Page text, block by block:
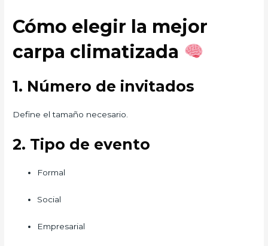
Cómo elegir la mejor
carpa climatizada
1. Número de invitados
Define el tamaño necesario.
2. Tipo de evento
Formal
Social
Empresarial